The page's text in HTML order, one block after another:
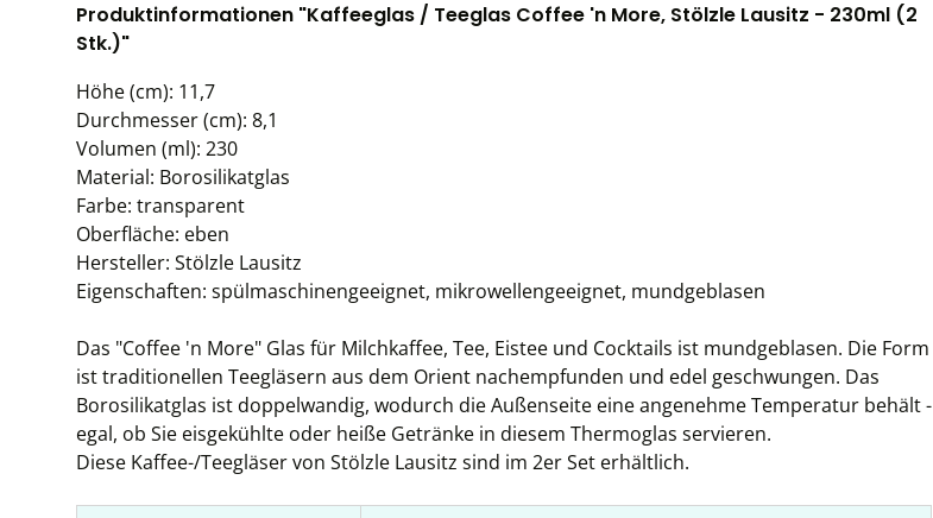
Produktinformationen "Kaffeeglas / Teeglas Coffee 'n More, Stölzle Lausitz - 230ml (2
Stk.)"
Höhe (cm): 11,7
Durchmesser (cm): 8,1
Volumen (ml): 230
Material: Borosilikatglas
Farbe: transparent
Oberfläche: eben
Hersteller: Stölzle Lausitz
Eigenschaften: spülmaschinengeeignet, mikrowellengeeignet, mundgeblasen
Das "Coffee 'n More" Glas für Milchkaffee, Tee, Eistee und Cocktails ist mundgeblasen. Die Form
ist traditionellen Teegläsern aus dem Orient nachempfunden und edel geschwungen. Das
Borosilikatglas ist doppelwandig, wodurch die Außenseite eine angenehme Temperatur behält -
egal, ob Sie eisgekühlte oder heiße Getränke in diesem Thermoglas servieren.
Diese Kaffee-/Teegläser von Stölzle Lausitz sind im 2er Set erhältlich.